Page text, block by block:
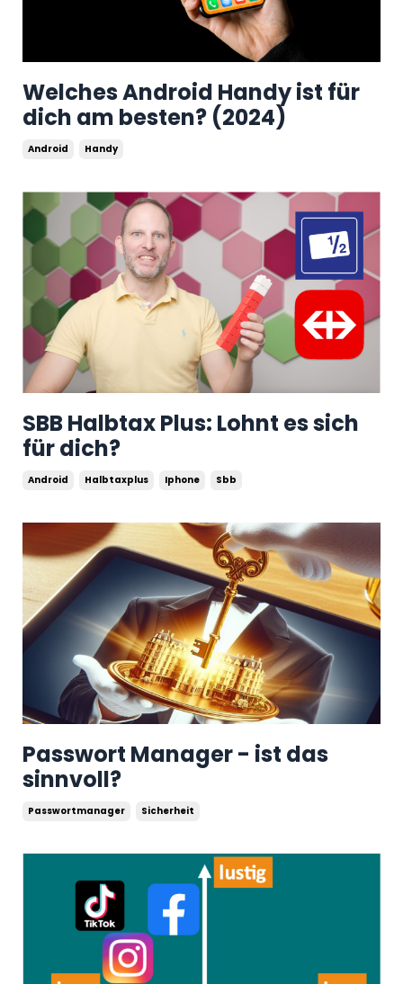
Welches Android Handy ist für
dich am besten? (2024)
Android Handy
SBB Halbtax Plus: Lohnt es sich
für dich?
Android Halbtaxplus Iphone Sbb
Passwort Manager - ist das
sinnvoll?
Passwortmanager Sicherheit